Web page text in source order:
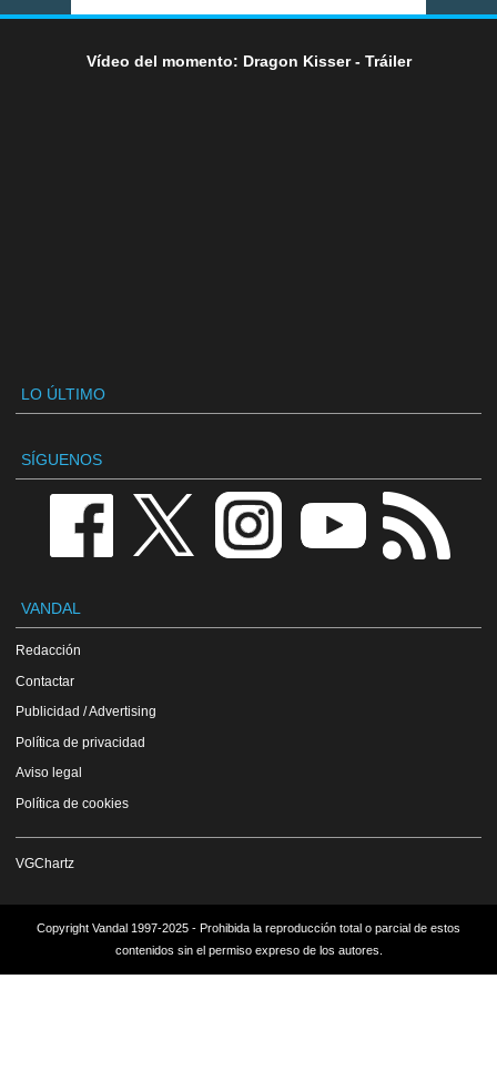
Vídeo del momento: Dragon Kisser - Tráiler
LO ÚLTIMO
SÍGUENOS
VANDAL
Redacción
Contactar
Publicidad / Advertising
Política de privacidad
Aviso legal
Política de cookies
VGChartz
Copyright Vandal 1997-2025 - Prohibida la reproducción total o parcial de estos
contenidos sin el permiso expreso de los autores.